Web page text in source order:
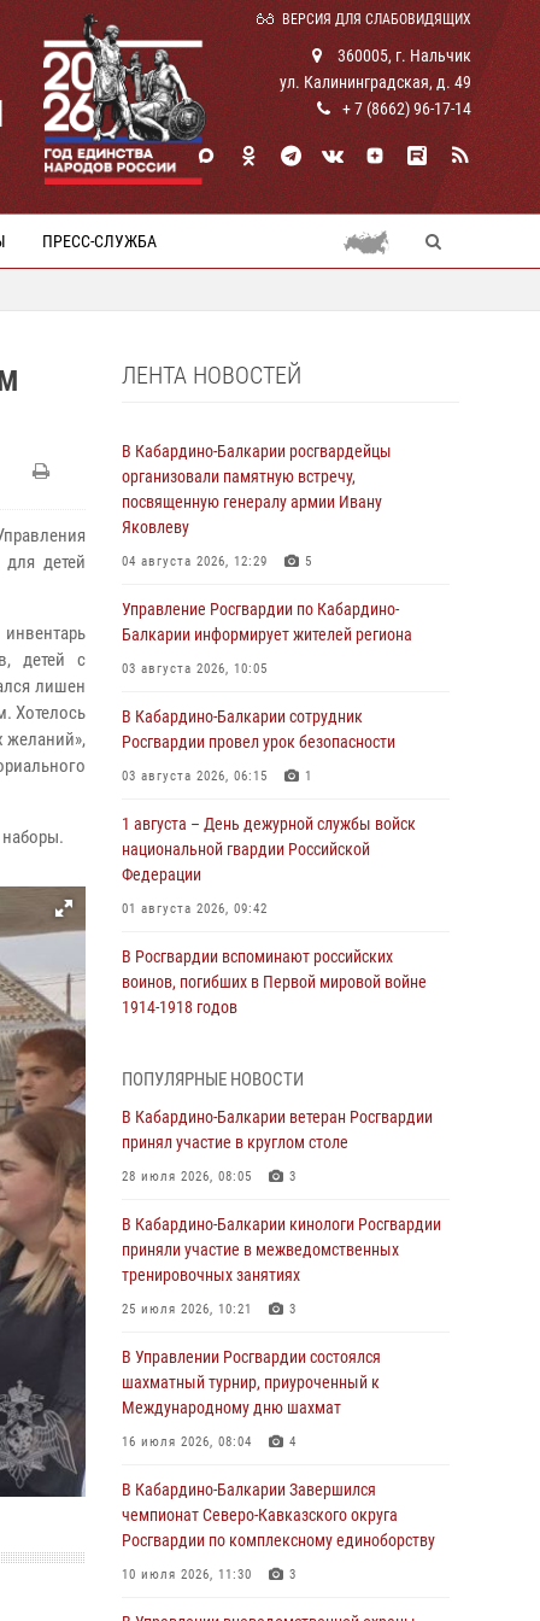
ВЕРСИЯ ДЛЯ СЛАБОВИДЯЩИХ
360005, г. Нальчик
ул. Калининградская, д. 49
+ 7 (8662) 96-17-14
ПРЕСС-СЛУЖБА
детей
детей с
лишен
Хотелось
желаний»,
ЛЕНТА НОВОСТЕЙ
В Кабардино-Балкарии росгвардейцы
организовали памятную встречу,
посвященную генералу армии Ивану
Яковлеву
04 августа 2026, 12:29 5
Управление Росгвардии по Кабардино-
Балкарии информирует жителей региона
03 августа 2026, 10:05
В Кабардино‑Балкарии сотрудник
Росгвардии провел урок безопасности
03 августа 2026, 06:15 1
1 августа – День дежурной службы войск
национальной гвардии Российской
Федерации
01 августа 2026, 09:42
В Росгвардии вспоминают российских
воинов, погибших в Первой мировой войне
1914-1918 годов
Директор Росгвардии Герой России генерал
армии Виктор Золотов поздравил
специалистов подразделений тыла с
профессиональным праздником
Росгвардия обеспечивает безопасность
граждан на южном направлении
31 июля 2026, 09:22
Состоялась рабочая встреча директора
Росгвардии Героя России генерала армии
Виктора Золотова с заместителем
полномочного представителя Президента
федеральном округе Виталием Кузнецовым
31 июля 2026, 06:45 1
Управление Росгвардии по Кабардино-
ПОПУЛЯРНЫЕ НОВОСТИ
В Кабардино-Балкарии ветеран Росгвардии
принял участие в круглом столе
28 июля 2026, 08:05 3
В Кабардино-Балкарии кинологи Росгвардии
приняли участие в межведомственных
тренировочных занятиях
25 июля 2026, 10:21 3
В Управлении Росгвардии состоялся
шахматный турнир, приуроченный к
Международному дню шахмат
16 июля 2026, 08:04 4
В Кабардино-Балкарии Завершился
чемпионат Северо-Кавказского округа
Росгвардии по комплексному единоборству
10 июля 2026, 11:30 3